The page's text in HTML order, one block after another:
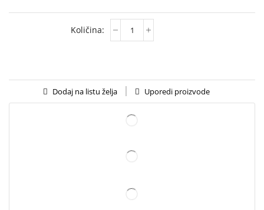
Dodaj na listu želja Uporedi proizvode